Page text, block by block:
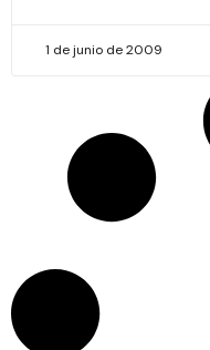
1 de junio de 2009